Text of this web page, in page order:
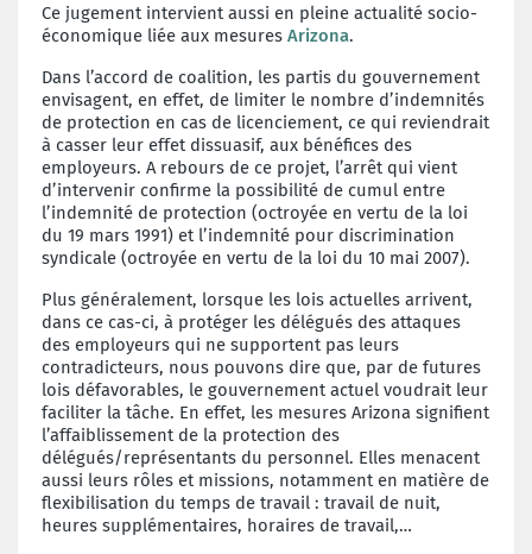
Ce jugement intervient aussi en pleine actualité socio-
économique liée aux mesures Arizona.
Dans l’accord de coalition, les partis du gouvernement
envisagent, en effet, de limiter le nombre d’indemnités
de protection en cas de licenciement, ce qui reviendrait
à casser leur effet dissuasif, aux bénéfices des
employeurs. A rebours de ce projet, l’arrêt qui vient
d’intervenir confirme la possibilité de cumul entre
l’indemnité de protection (octroyée en vertu de la loi
du 19 mars 1991) et l’indemnité pour discrimination
syndicale (octroyée en vertu de la loi du 10 mai 2007).
Plus généralement, lorsque les lois actuelles arrivent,
dans ce cas-ci, à protéger les délégués des attaques
des employeurs qui ne supportent pas leurs
contradicteurs, nous pouvons dire que, par de futures
lois défavorables, le gouvernement actuel voudrait leur
faciliter la tâche. En effet, les mesures Arizona signifient
l’affaiblissement de la protection des
délégués/représentants du personnel. Elles menacent
aussi leurs rôles et missions, notamment en matière de
flexibilisation du temps de travail : travail de nuit,
heures supplémentaires, horaires de travail,…